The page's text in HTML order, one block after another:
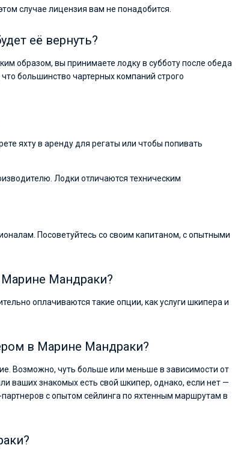
случае лицензия вам не понадобится.
её вернуть?
образом, вы принимаете лодку в субботу после обеда
большинство чартерных компаний строго
яхту в аренду для регаты или чтобы попивать
Лодки отличаются техническим
Посоветуйтесь со своим капитаном, с опытными
Мандраки?
оплачиваются такие опции, как услуги шкипера и
в Марине Мандраки?
Возможно, чуть больше или меньше в зависимости от
ваших знакомых есть свой шкипер, однако, если нет —
с опытом сейлинга по яхтенным маршрутам в